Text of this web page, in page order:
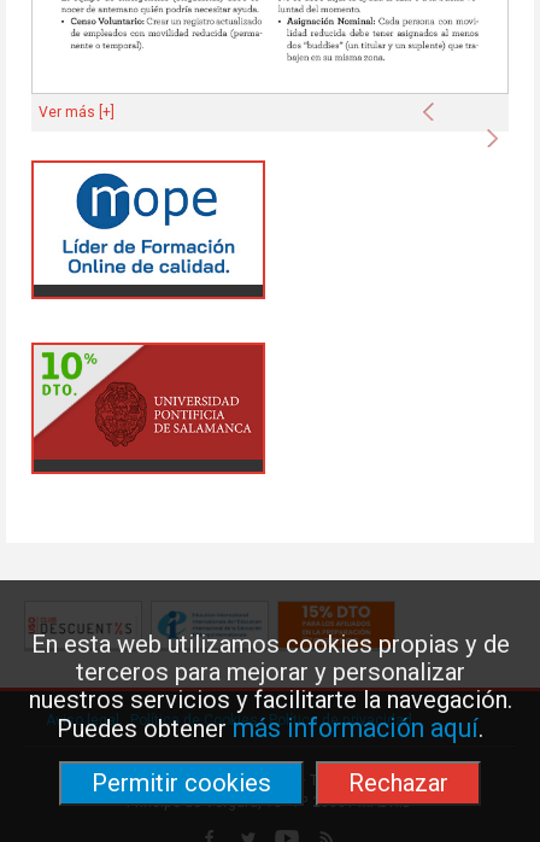
En esta web utilizamos cookies propias y de
terceros para mejorar y personalizar
nuestros servicios y facilitarte la navegación.
Puedes obtenermás información aquí.
Permitir cookies
Rechazar
Anterior
Ver más [+]
Aviso legal·Política de Cookies·Política de privacidad
Federación de Enseñanza de USO · Teléfono: 91 577 41 13 ·
Príncipe de Vergara, 13 · 7º 28001 MADRID